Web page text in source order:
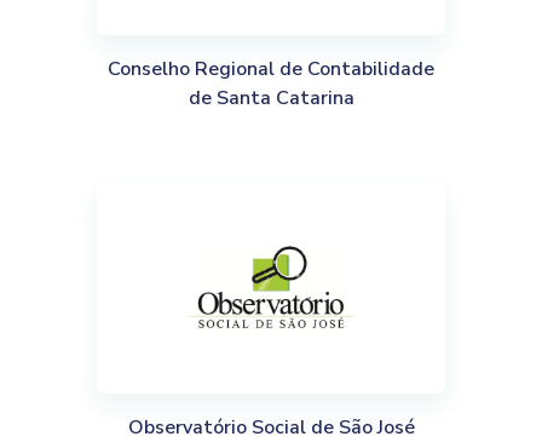
Conselho Regional de Contabilidade
de Santa Catarina
Observatório Social de São José